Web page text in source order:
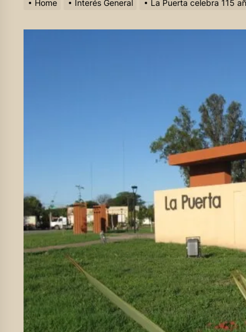
Home Interés General La Puerta celebra 115